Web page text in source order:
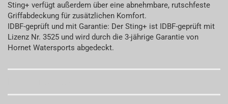
Sting+ verfügt außerdem über eine abnehmbare, rutschfeste
Griffabdeckung für zusätzlichen Komfort.
IDBF-geprüft und mit Garantie: Der Sting+ ist IDBF-geprüft mit
Lizenz Nr. 3525 und wird durch die 3-jährige Garantie von
Hornet Watersports abgedeckt.